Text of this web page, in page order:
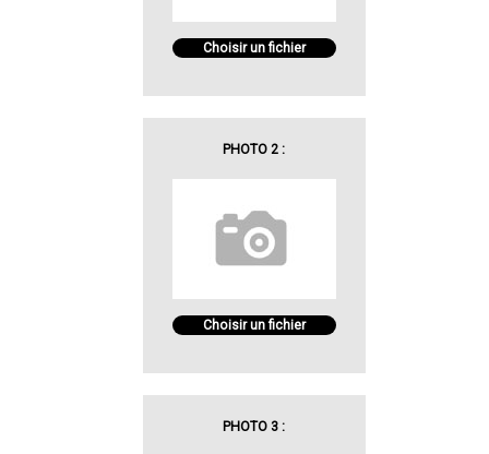
Choisir un fichier
PHOTO 2 :
Choisir un fichier
PHOTO 3 :